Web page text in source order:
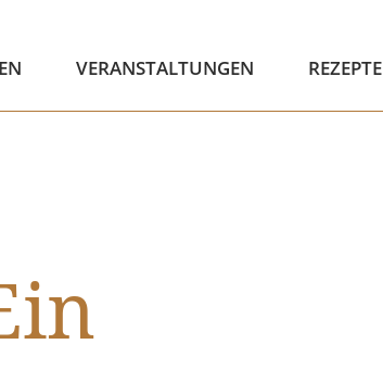
VERANSTALTUNGEN REZEPTE